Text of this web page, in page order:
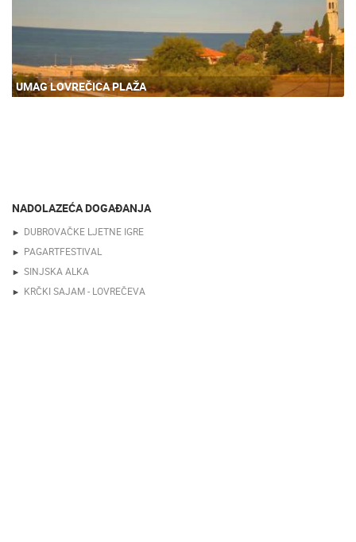
UMAG LOVREČICA PLAŽA
NADOLAZEĆA DOGAĐANJA
DUBROVAČKE LJETNE IGRE
PAGARTFESTIVAL
SINJSKA ALKA
KRČKI SAJAM - LOVREČEVA